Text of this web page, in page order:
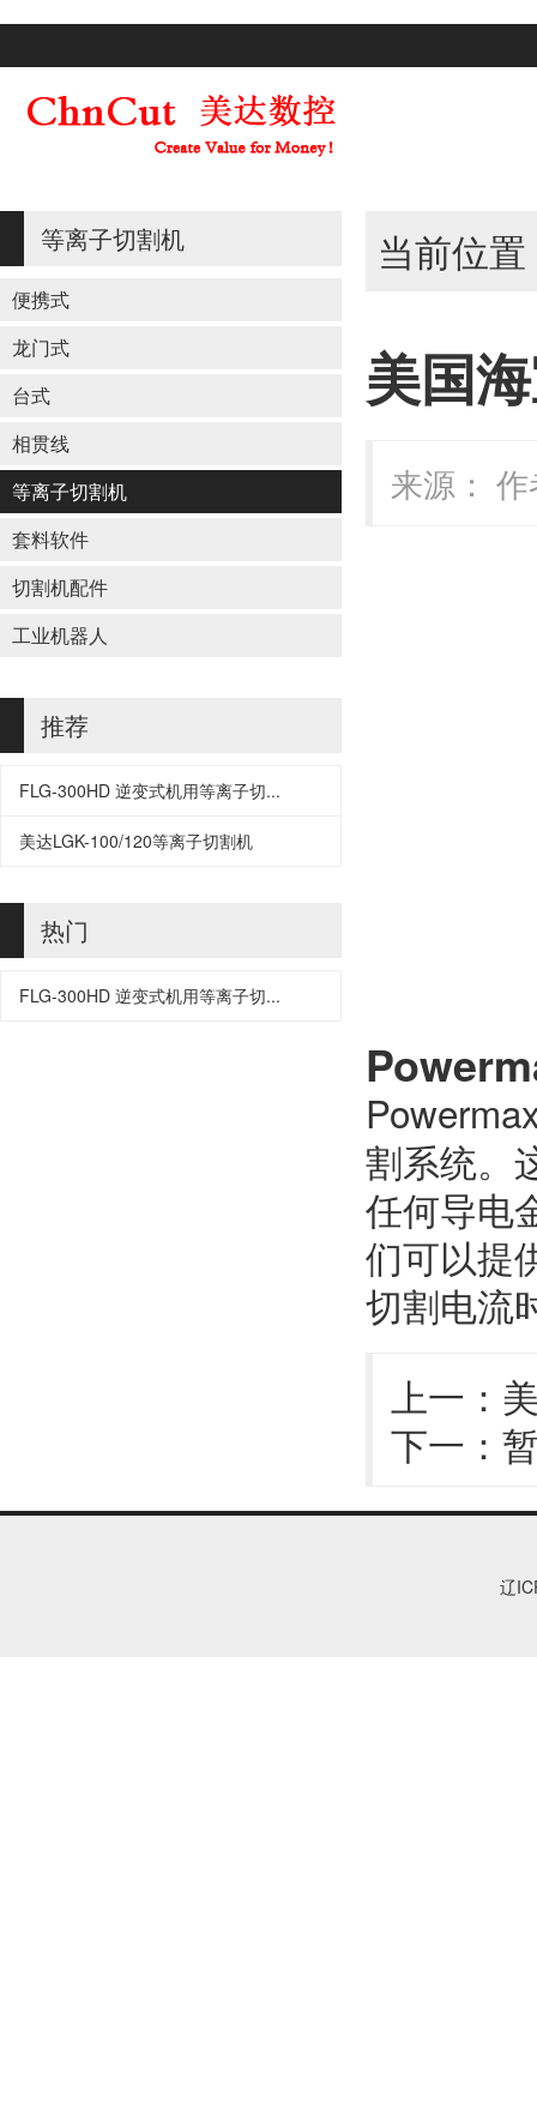
等离子切割机
便携式
龙门式
台式
相贯线
等离子切割机
套料软件
切割机配件
工业机器人
推荐
FLG-300HD 逆变式机用等离子切...
美达LGK-100/120等离子切割机
热门
FLG-300HD 逆变式机用等离子切...
当前位
美国
来源：
割系统。
任何导电
们可以提
切割电流
上一：
下一：
辽